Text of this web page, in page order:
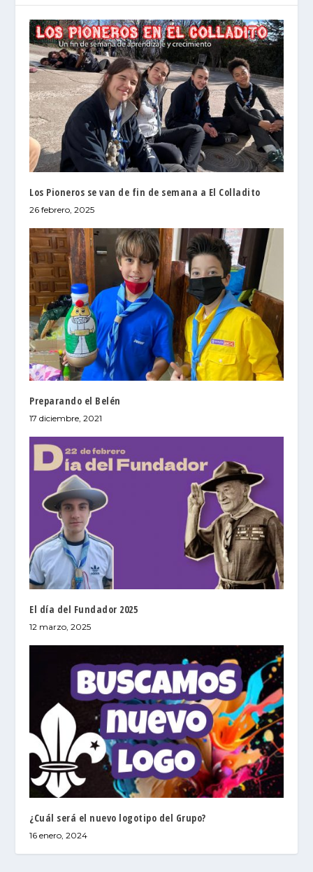
Los Pioneros se van de fin de semana a El Colladito
26 febrero, 2025
Preparando el Belén
17 diciembre, 2021
El día del Fundador 2025
12 marzo, 2025
¿Cuál será el nuevo logotipo del Grupo?
16 enero, 2024